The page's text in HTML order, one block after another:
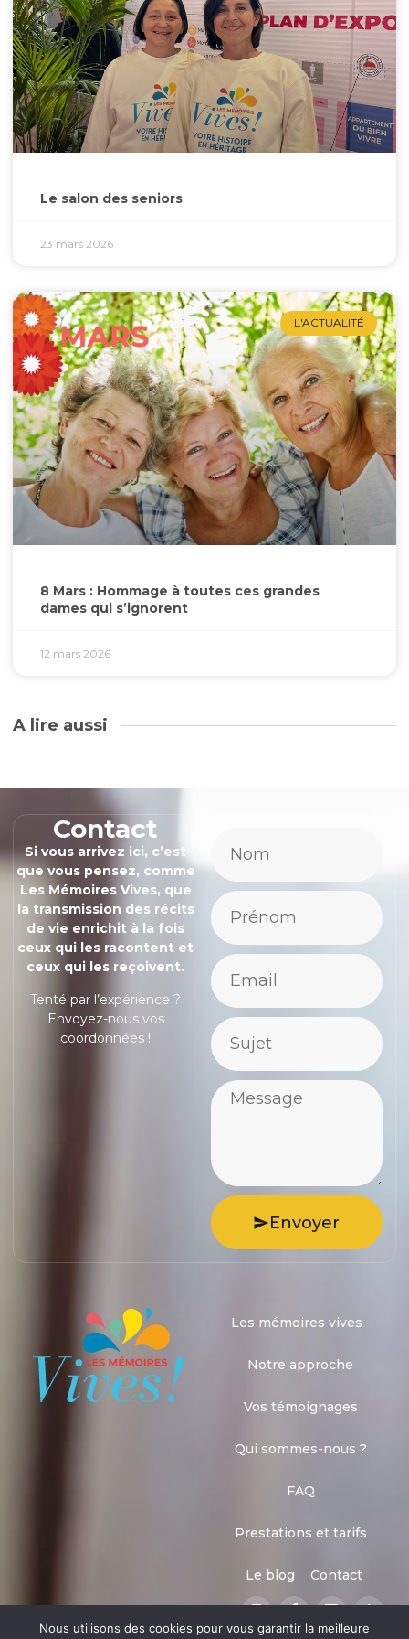
Le salon des seniors
23 mars 2026
L'ACTUALITÉ
8 Mars : Hommage à toutes ces grandes
dames qui s’ignorent
12 mars 2026
A lire aussi
Contact
Si vous arrivez ici, c’est
que vous pensez, comme
Les Mémoires Vives, que
la transmission des récits
de vie enrichit à la fois
ceux qui les racontent et
ceux qui les reçoivent.
Tenté par l’expérience ?
Envoyez-nous vos
coordonnées !
Envoyer
Les mémoires vives
Notre approche
Vos témoignages
Qui sommes-nous ?
FAQ
Prestations et tarifs
Le blog Contact
Nous utilisons des cookies pour vous garantir la meilleure